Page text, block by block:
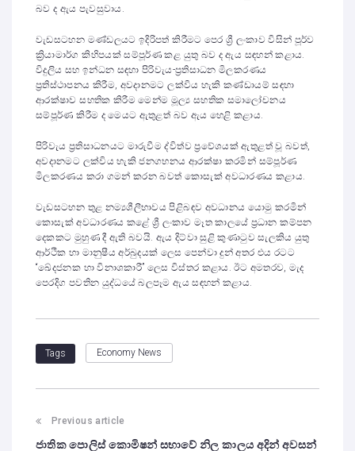
බව ද ඇය පැවසුවාය.
වැඩසටහන මණ්ඩලයට ඉදිරිපත් කිරීමට පෙර ශ්‍රී ලංකාව විසින් පූර්ව
ක්‍රියාමාර්ග කිහිපයක් සම්පූර්ණ කළ යුතු බව ද ඇය සඳහන් කළාය.
විදුලිය සහ ඉන්ධන සඳහා පිරිවැය-ප්‍රතිසාධන මිලකරණය
ප්‍රතිස්ථාපනය කිරීම, අවදානමට ලක්විය හැකි කණ්ඩායම් සඳහා
ආරක්ෂාව සහතික කිරීම මෙන්ම මූල්‍ය සහතික සමාලෝචනය
සම්පූර්ණ කිරීම ද මෙයට ඇතුළත් බව ඇය හෙළි කළාය.
පිරිවැය ප්‍රතිසාධනයට මාරුවීම ද්විත්ව ප්‍රවේශයක් ඇතුළත් වූ බවත්,
අවදානමට ලක්විය හැකි ජනගහනය ආරක්ෂා කරමින් සම්පූර්ණ
මිලකරණය කරා ගමන් කරන බවත් කොසැක් අවධාරණය කළාය.
වැඩසටහන තුළ නම්‍යශීලීභාවය පිළිබඳව අවධානය යොමු කරමින්
කොසැක් අවධාරණය කළේ ශ්‍රී ලංකාව මෑත කාලයේ ප්‍රධාන කම්පන
දෙකකට මුහුණ දී ඇති බවයි. ඇය දිට්වා සුළි කුණාටුව සැලකිය යුතු
ආර්ථික හා මානුෂීය අර්බුදයක් ලෙස පෙන්වා දුන් අතර එය රටට
“ඛේදජනක හා විනාශකාරී” ලෙස විස්තර කළාය. ඊට අමතරව, මැද
පෙරදිග පවතින යුද්ධයේ බලපෑම ඇය සඳහන් කළාය.
Tags Economy News
Previous article
ජාතික පොලිස් කොමිෂන් සභාවේ නිල කාලය අදින් අවසන්